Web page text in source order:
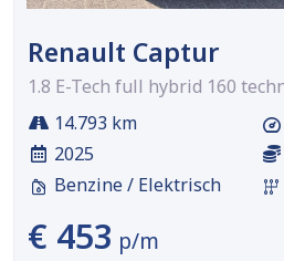
Renault Captur
1.8 E-Tech full hybrid 160
14.793 km
2025
Benzine / Elektrisch
€ 453 p/m